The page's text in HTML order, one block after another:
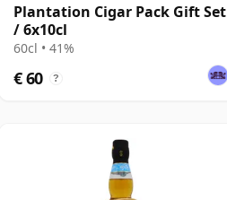
Plantation Cigar Pack Gift Set
/ 6x10cl
60cl • 41%
€ 60 ?